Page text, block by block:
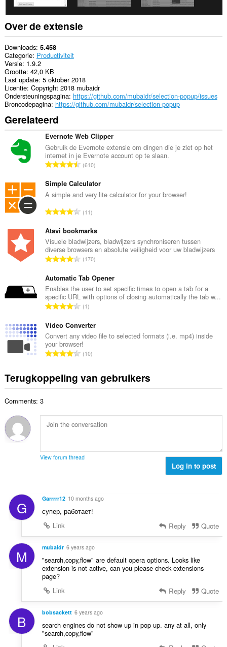
Over de extensie
Downloads 5.458
Categorie Productiviteit
Versie 1.9.2
Grootte 42,0 KB
Last update 5 oktober 2018
Licentie Copyright 2018 mubaidr
Ondersteuningspagina https://github.com/mubaidr/selection-popup/issues
Broncodepagina https://github.com/mubaidr/selection-popup
Gerelateerd
Evernote Web Clipper
Gebruik de Evernote extensie om dingen die je ziet op het
internet in je Evernote account op te slaan.
T
t
a
l
a
n
t
a
l
w
a
a
d
e
r
i
g
e
610
Simple Calculator
A simple and very lite calculator for your browser!
T
t
a
a
l
a
n
t
a
l
w
a
a
d
e
n
g
:
11
Atavi bookmarks
Visuele bladwijzers, bladwijzers synchroniseren tussen
diverse browsers en absolute veiligheid voor uw bladwijzers
T
t
a
a
l
a
n
t
a
w
a
d
e
i
n
:
170
Automatic Tab Opener
Enables the user to set specific times to open a tab for a
specific URL with options of closing automatically the tab w...
T
t
a
a
l
a
n
l
w
r
i
n
n
:
1
Video Converter
Convert any video file to selected formats (i.e. mp4) inside
your browser!
T
a
a
a
a
a
d
r
i
n
g
10
Terugkoppeling van gebruikers
Comments: 3
View forum thread
Log in to post
G Garrrrr12 10 months ago
супер, работает!
Link
Reply Quote
M mubaidr 6 years ago
"search,copy,flow" are default opera options. Looks like
extension is not active, can you please check extensions
page?
Link
Reply Quote
B bobsackett 6 years ago
search engines do not show up in pop up. any at all, only
"search,copy,flow"